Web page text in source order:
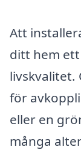
Att
ditt hem
livskvalitet.
för
eller en
många